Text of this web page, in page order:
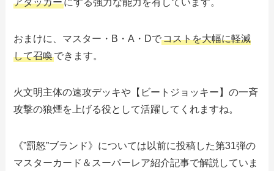
アタッカーにする強力な能力を有しています。
おまけに、マスター・B・A・Dでコストを大幅に軽減
して召喚できます。
火文明主体の速攻デッキや【ビートジョッキー】の一斉
攻撃の狼煙を上げる役として活躍してくれますね。
《”罰怒”ブランド》については以前に投稿した第31弾の
マスターカード＆スーパーレア紹介記事で解説していま